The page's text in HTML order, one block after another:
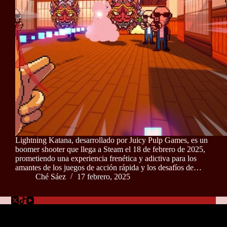
Lightning Katana, desarrollado por Juicy Pulp Games, es un
boomer shooter que llega a Steam el 18 de febrero de 2025,
prometiendo una experiencia frenética y adictiva para los
amantes de los juegos de acción rápida y los desafíos de…
Ché Sáez
17 febrero, 2025